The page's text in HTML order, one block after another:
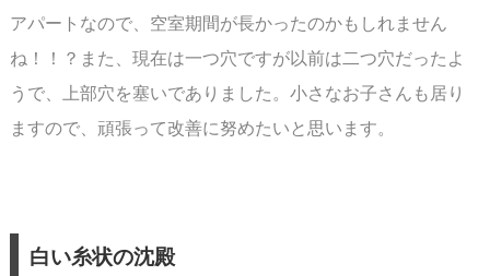
アパートなので、空室期間が長かったのかもしれません
ね！！？また、現在は一つ穴ですが以前は二つ穴だったよ
うで、上部穴を塞いでありました。 小さなお子さんも居り
ますので、頑張って改善に努めたいと思います。
白い糸状の沈殿